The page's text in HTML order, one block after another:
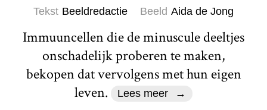
Tekst Beeldredactie Beeld Aida de Jong
Immuuncellen die de minuscule deeltjes
onschadelijk proberen te maken,
bekopen dat vervolgens met hun eigen
leven.
Lees meer